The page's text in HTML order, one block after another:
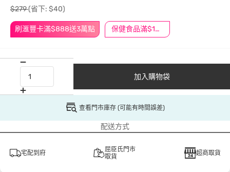
刷滙豐卡滿$888送3萬點 保健食品滿$1200送$100
$279(省下: $40)
加入購物袋
查看門市庫存 (可能有時間誤差)
配送方式
宅配到府
屈臣氏門市
取貨
超商取貨